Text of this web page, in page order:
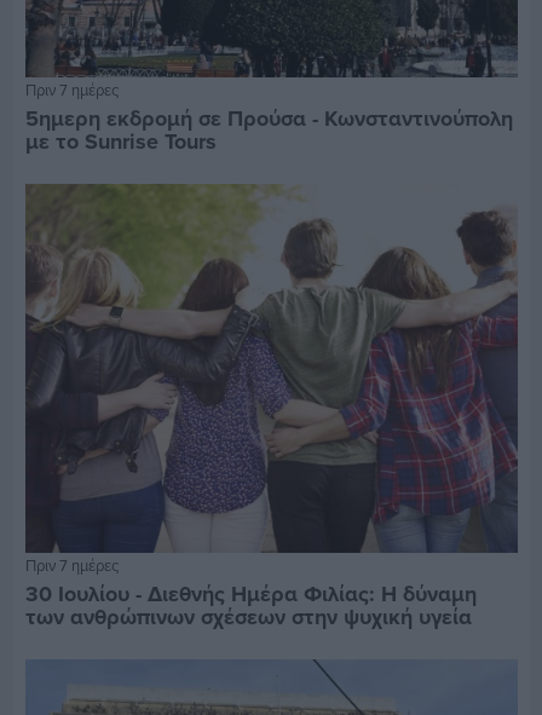
Πριν 7 ημέρες
5ημερη εκδρομή σε Προύσα - Κωνσταντινούπολη
με το Sunrise Tours
Πριν 7 ημέρες
30 Ιουλίου - Διεθνής Ημέρα Φιλίας: Η δύναμη
των ανθρώπινων σχέσεων στην ψυχική υγεία